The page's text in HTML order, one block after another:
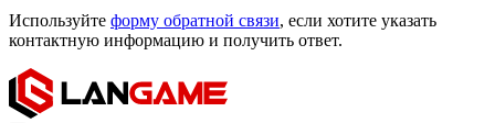
Используйте форму обратной связи, если хотите указать
контактную информацию и получить ответ.